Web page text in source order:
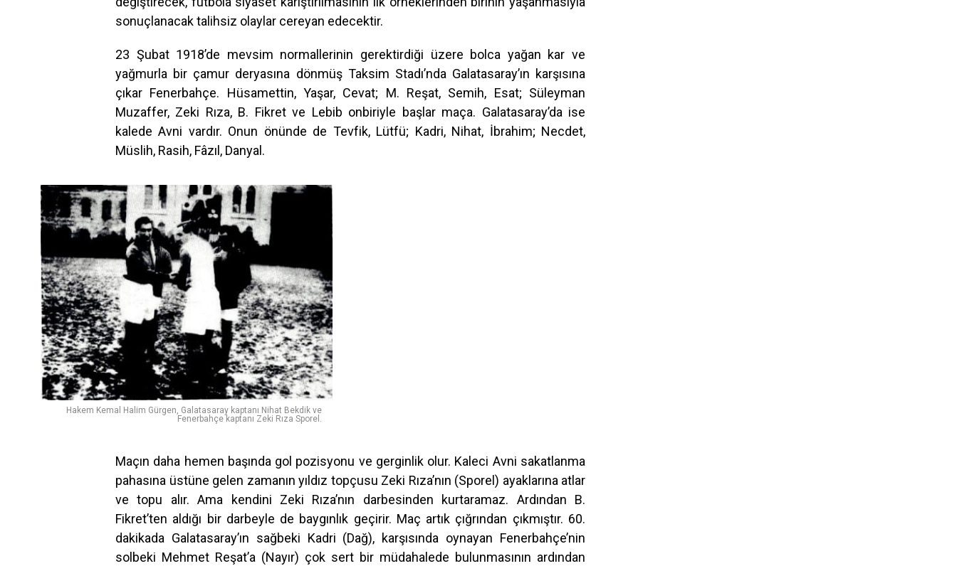
sonuçlanacak talihsiz olaylar cereyan edecektir.
23 Şubat 1918’de mevsim normallerinin gerektirdiği üzere bolca yağan kar ve
yağmurla bir çamur deryasına dönmüş Taksim Stadı’nda Galatasaray’ın karşısına
çıkar Fenerbahçe. Hüsamettin, Yaşar, Cevat; M. Reşat, Semih, Esat; Süleyman
Muzaffer, Zeki Rıza, B. Fikret ve Lebib onbiriyle başlar maça. Galatasaray’da ise
kalede Avni vardır. Onun önünde de Tevfik, Lütfü; Kadri, Nihat, İbrahim; Necdet,
Müslih, Rasih, Fâzıl, Danyal.
Hakem Kemal Halim Gürgen, Galatasaray kaptanı Nihat Bekdik ve
Fenerbahçe kaptanı Zeki Rıza Sporel.
Maçın daha hemen başında gol pozisyonu ve gerginlik olur. Kaleci Avni sakatlanma
pahasına üstüne gelen zamanın yıldız topçusu Zeki Rıza’nın (Sporel) ayaklarına atlar
ve topu alır. Ama kendini Zeki Rıza’nın darbesinden kurtaramaz. Ardından B.
Fikret’ten aldığı bir darbeyle de baygınlık geçirir. Maç artık çığrından çıkmıştır. 60.
dakikada Galatasaray’ın sağbeki Kadri (Dağ), karşısında oynayan Fenerbahçe’nin
solbeki Mehmet Reşat’a (Nayır) çok sert bir müdahalede bulunmasının ardından